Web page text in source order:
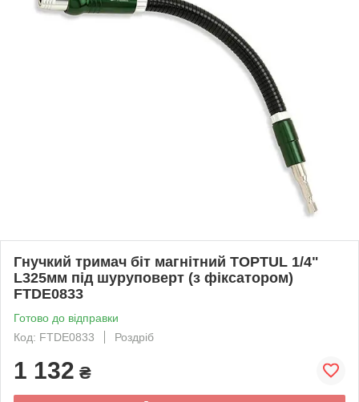
Гнучкий тримач біт магнітний TOPTUL 1/4"
L325мм під шуруповерт (з фіксатором)
FTDE0833
Готово до відправки
Код: FTDE0833
Роздріб
1 132 ₴